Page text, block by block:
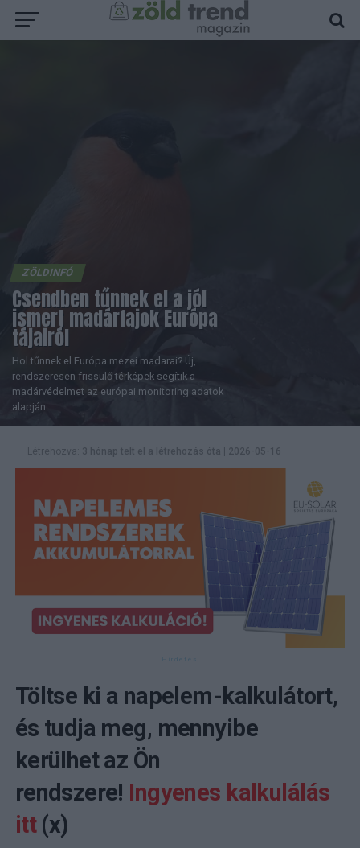
ZÖLDINFÓ
Csendben tűnnek el a jól
ismert madárfajok Európa
tájairól
Hol tűnnek el Európa mezei madarai? Új,
rendszeresen frissülő térképek segítik a
madárvédelmet az európai monitoring adatok
alapján.
Létrehozva: 3 hónap telt el a létrehozás óta 2026-05-16
Töltse ki a napelem-kalkulátort,
és tudja meg, mennyibe
kerülhet az Ön
rendszere! Ingyenes kalkulálás
itt (x)